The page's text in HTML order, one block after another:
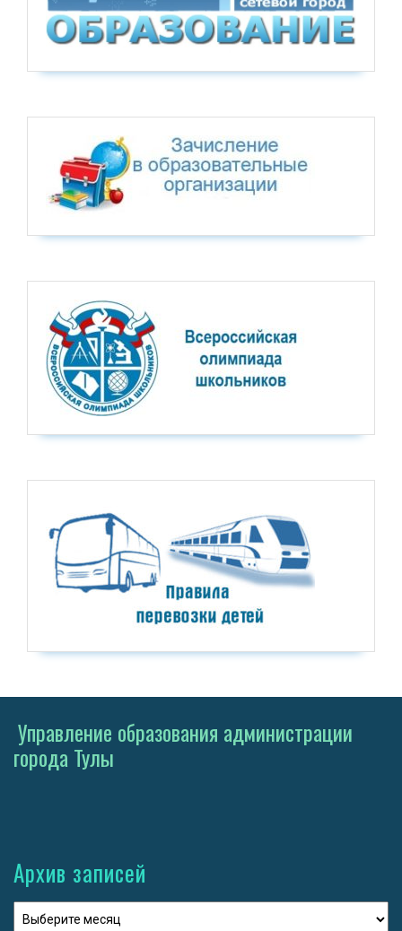
Управление образования администрации
города Тулы
Архив записей